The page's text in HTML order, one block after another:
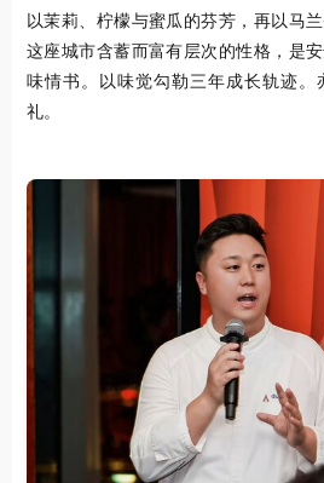
以茉莉、柠檬与蜜瓜的芬芳，再以马
这座城市含蓄而富有层次的性格，是
味情书。以味觉勾勒三年成长轨迹。
礼。